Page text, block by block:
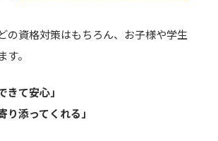
の資格対策はもちろん、お子様や学生
。
きて安心」
り添ってくれる」